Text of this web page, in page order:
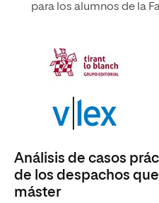
para los alumnos de la
Análisis de casos
de los despachos
máster